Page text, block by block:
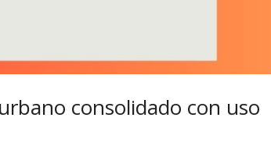
consolidado con uso